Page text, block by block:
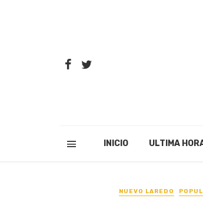
INICIO ULTIMA
NUEVO LAREDO